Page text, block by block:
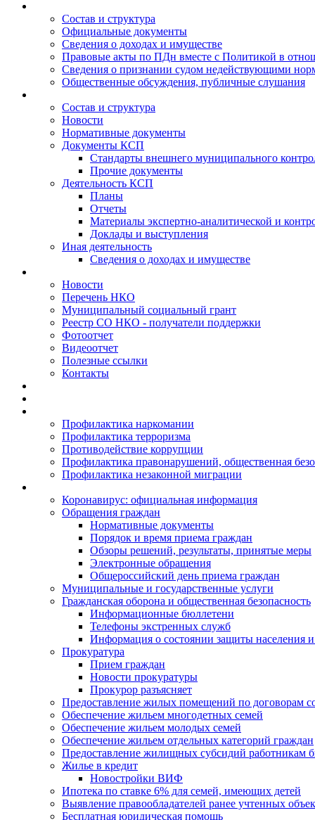
Состав и структура
Официальные документы
Сведения о доходах и имуществе
Правовые акты по ПДн вместе с Политикой в
Сведения о признании судом недействующими
Общественные обсуждения, публичные слушания
Состав и структура
Новости
Нормативные документы
Документы КСП
Стандарты внешнего муниципального
Прочие документы
Деятельность КСП
Планы
Отчеты
Материалы экспертно-аналитической и
Доклады и выступления
Иная деятельность
Сведения о доходах и имуществе
Новости
Перечень НКО
Муниципальный социальный грант
Реестр СО НКО - получатели поддержки
Фотоотчет
Видеоотчет
Полезные ссылки
Контакты
Профилактика наркомании
Профилактика терроризма
Противодействие коррупции
Профилактика правонарушений, общественная
Профилактика незаконной миграции
Коронавирус: официальная информация
Обращения граждан
Нормативные документы
Порядок и время приема граждан
Обзоры решений, результаты, принятые меры
Электронные обращения
Общероссийский день приема граждан
Муниципальные и государственные услуги
Гражданская оборона и общественная безопасность
Информационные бюллетени
Телефоны экстренных служб
Информация о состоянии защиты населения
Прокуратура
Прием граждан
Новости прокуратуры
Прокурор разъясняет
Предоставление жилых помещений по договорам
Обеспечение жильем многодетных семей
Обеспечение жильем молодых семей
Обеспечение жильем отдельных категорий граждан
Предоставление жилищных субсидий работникам
Жилье в кредит
Новостройки ВИФ
Ипотека по ставке 6% для семей, имеющих детей
Выявление правообладателей ранее учтенных
Бесплатная юридическая помощь